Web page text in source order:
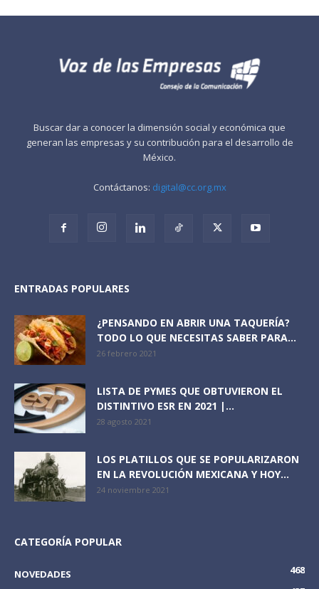
Buscar dar a conocer la dimensión social y económica que
generan las empresas y su contribución para el desarrollo de
México.
Contáctanos: digital@cc.org.mx
ENTRADAS POPULARES
¿PENSANDO EN ABRIR UNA TAQUERÍA?
TODO LO QUE NECESITAS SABER PARA...
26 febrero 2021
LISTA DE PYMES QUE OBTUVIERON EL
DISTINTIVO ESR EN 2021 |...
28 agosto 2021
LOS PLATILLOS QUE SE POPULARIZARON
EN LA REVOLUCIÓN MEXICANA Y HOY...
24 noviembre 2021
CATEGORÍA POPULAR
NOVEDADES
468